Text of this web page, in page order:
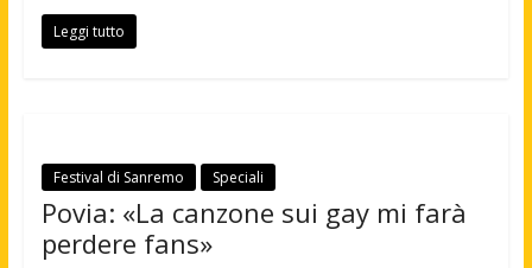
Leggi tutto
Festival di Sanremo Speciali
Povia: «La canzone sui gay mi farà
perdere fans»